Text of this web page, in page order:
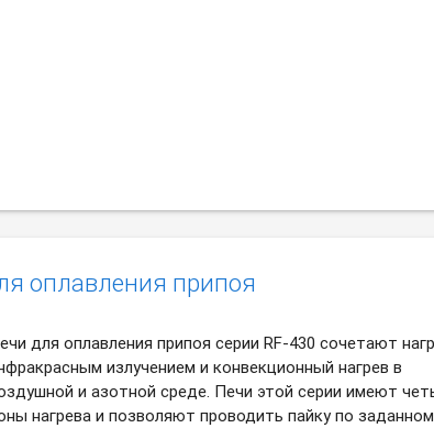
оплавления припоя
для оплавления припоя серии RF-430 сочетают
излучением и конвекционный нагрев в
и азотной среде. Печи этой серии имеют
нагрева и позволяют проводить пайку по